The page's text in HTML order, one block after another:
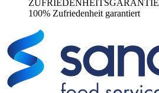
ZUFRIEDENHEITSGARANTIE
100% Zufriedenheit garantiert